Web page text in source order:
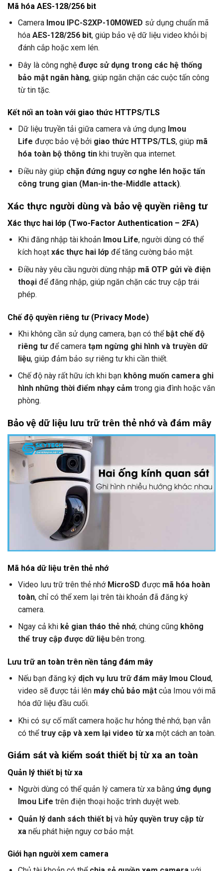
Mã hóa AES-128/256 bit
Camera Imou IPC-S2XP-10M0WED sử dụng chuẩn mã
hóa AES-128/256 bit, giúp bảo vệ dữ liệu video khỏi bị
đánh cắp hoặc xem lén.
Đây là công nghệ được sử dụng trong các hệ thống
bảo mật ngân hàng, giúp ngăn chặn các cuộc tấn công
từ tin tặc.
Kết nối an toàn với giao thức HTTPS/TLS
Dữ liệu truyền tải giữa camera và ứng dụng Imou
Life được bảo vệ bởi giao thức HTTPS/TLS, giúp mã
hóa toàn bộ thông tinkhi truyền qua internet.
Điều này giúp chặn đứng nguy cơ nghe lén hoặc tấn
công trung gian (Man-in-the-Middle attack).
Xác thực người dùng và bảo vệ quyền riêng tư
Xác thực hai lớp (Two-Factor Authentication – 2FA)
Khi đăng nhập tài khoản Imou Life, người dùng có thể
kích hoạt xác thực hai lớpđể tăng cường bảo mật.
Điều này yêu cầu người dùng nhập mã OTP gửi về điện
thoạiđể đăng nhập, giúp ngăn chặn các truy cập trái
phép.
Chế độ quyền riêng tư (Privacy Mode)
Khi không cần sử dụng camera, bạn có thể bật chế độ
riêng tưđể camera tạm ngừng ghi hình và truyền dữ
liệu, giúp đảm bảo sự riêng tư khi cần thiết.
Chế độ này rất hữu ích khi bạn không muốn camera ghi
hình những thời điểm nhạy cảm trong gia đình hoặc văn
phòng.
Bảo vệ dữ liệu lưu trữ trên thẻ nhớ và đám mây
Mã hóa dữ liệu trên thẻ nhớ
Video lưu trữ trên thẻ nhớ MicroSD được mã hóa hoàn
toàn, chỉ có thể xem lại trên tài khoản đã đăng ký
camera.
Ngay cả khi kẻ gian tháo thẻ nhớ, chúng cũng không
thể truy cập được dữ liệubên trong.
Lưu trữ an toàn trên nền tảng đám mây
Nếu bạn đăng ký dịch vụ lưu trữ đám mây Imou Cloud,
video sẽ được tải lên máy chủ bảo mậtcủa Imou với mã
hóa dữ liệu đầu cuối.
Khi có sự cố mất camera hoặc hư hỏng thẻ nhớ, bạn vẫn
có thểtruy cập và xem lại video từ xa một cách an toàn.
Giám sát và kiểm soát thiết bị từ xa an toàn
Quản lý thiết bị từ xa
Người dùng có thể quản lý camera từ xa bằng ứng dụng
Imou Life trên điện thoại hoặc trình duyệt web.
Quản lý danh sách thiết bịvà hủy quyền truy cập từ
xa nếu phát hiện nguy cơ bảo mật.
Giới hạn người xem camera